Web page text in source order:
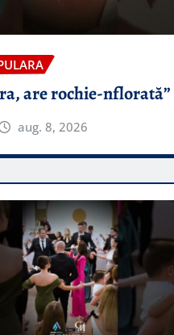
are rochie-nflorată”
aug. 8, 2026